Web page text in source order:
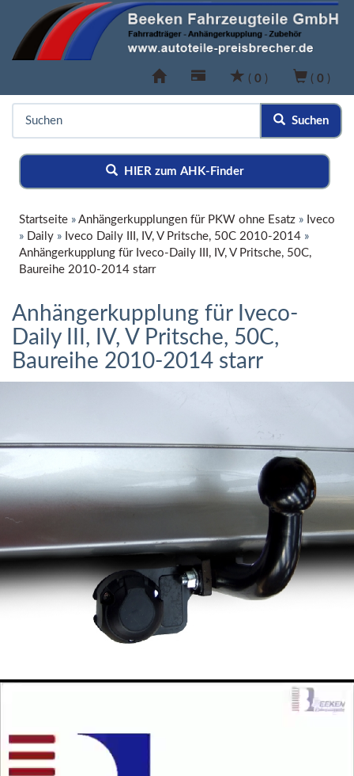
( 0 ) ( 0 )
Suchen
HIER zum AHK-Finder
Startseite » Anhängerkupplungen für PKW ohne Esatz » Iveco
» Daily » Iveco Daily III, IV, V Pritsche, 50C 2010-2014 »
Anhängerkupplung für Iveco-Daily III, IV, V Pritsche, 50C,
Baureihe 2010-2014 starr
Anhängerkupplung für Iveco-
Daily III, IV, V Pritsche, 50C,
Baureihe 2010-2014 starr